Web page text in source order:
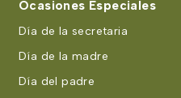
Ocasiones Especiales
Día de la secretaria
Día de la madre
Día del padre